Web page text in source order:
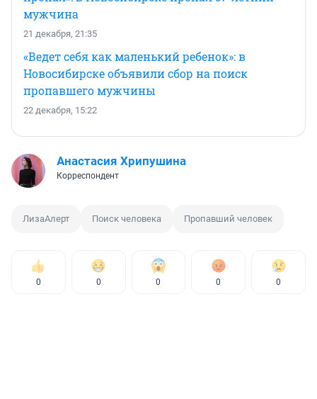
мужчина
21 декабря, 21:35
«Ведет себя как маленький ребенок»: в
Новосибирске объявили сбор на поиск
пропавшего мужчины
22 декабря, 15:22
Анастасия Хрипушина
Корреспондент
ЛизаАлерт Поиск человека Пропавший человек
0 0 0 0 0